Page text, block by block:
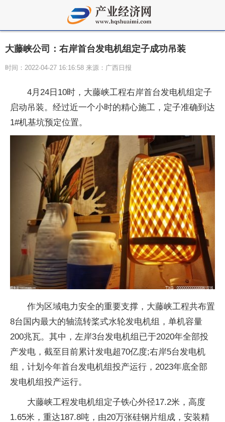
大藤峡公司：右岸首台发电机组定子成功吊装
时间：2022-04-27 16:16:58 来源：广西日报
4月24日10时，大藤峡工程右岸首台发电机组定子
启动吊装。经过近一个小时的精心施工，定子准确到达
1#机基坑预定位置。
作为区域电力安全的重要支撑，大藤峡工程共布置
8台国内最大的轴流转桨式水轮发电机组，单机容量
200兆瓦。其中，左岸3台发电机组已于2020年全部投
产发电，截至目前累计发电超70亿度;右岸5台发电机
组，计划今年首台发电机组投产运行，2023年底全部
发电机组投产运行。
大藤峡工程发电机组定子铁心外径17.2米，高度
1.65米，重达187.8吨，由20万张硅钢片组成，安装精